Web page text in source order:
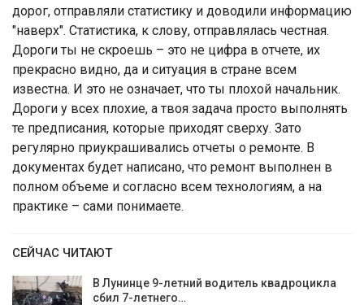
дорог, отправляли статистику и доводили информацию
"наверх". Статистика, к слову, отправлялась честная.
Дороги ты не скроешь – это не цифра в отчете, их
прекрасно видно, да и ситуация в стране всем
известна. И это не означает, что ты плохой начальник.
Дороги у всех плохие, а твоя задача просто выполнять
те предписания, которые приходят сверху. Зато
регулярно приукрашивались отчеты о ремонте. В
документах будет написано, что ремонт выполнен в
полном объеме и согласно всем технологиям, а на
практике – сами понимаете.
СЕЙЧАС ЧИТАЮТ
В Лунинце 9-летний водитель квадроцикла
сбил 7-летнего…